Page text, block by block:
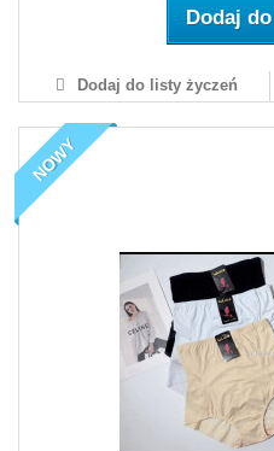
Dodaj
Dodaj do listy życzeń
NOWY